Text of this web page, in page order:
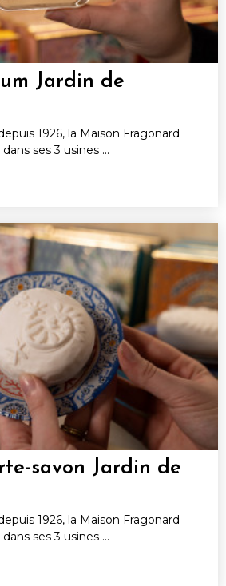
Jardin de
1926, la Maison Fragonard
ses 3 usines ...
savon Jardin de
1926, la Maison Fragonard
ses 3 usines ...